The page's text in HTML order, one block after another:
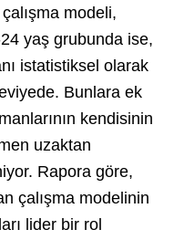
modeli,
yaş grubunda ise,
istatistiksel olarak
Bunlara ek
kendisinin
uzaktan
Rapora göre,
çalışma modelinin
lider bir rol